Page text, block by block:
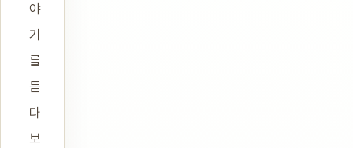
야
기
를
듣
다
보